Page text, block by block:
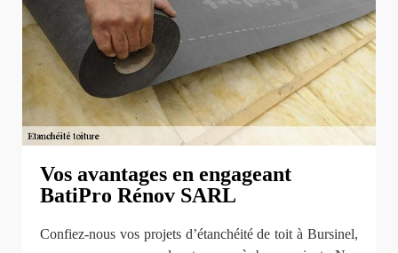
Vos avantages en engageant
BatiPro Rénov SARL
Confiez-nous vos projets d’étanchéité de toit à Bursinel,